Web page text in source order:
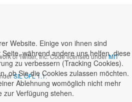
of Twitter, Inc. Code licensed underMIT
SIL OFL 1.1.
Website. Einige von ihnen sind
während andere uns helfen, diese
zu verbessern (Tracking Cookies).
ob Sie die Cookies zulassen möchten.
Ablehnung womöglich nicht mehr
zur Verfügung stehen.